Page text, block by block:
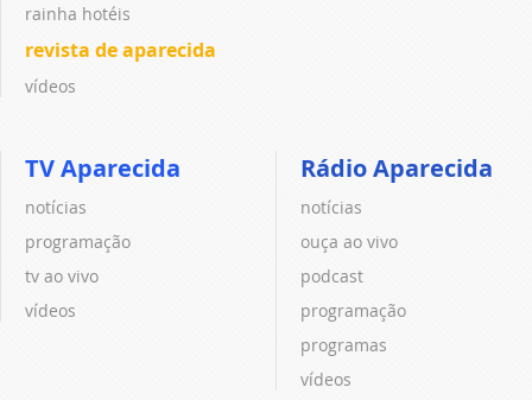
rainha hotéis
revista de aparecida
vídeos
TV Aparecida
notícias
programação
tv ao vivo
vídeos
Rádio Aparecida
notícias
ouça ao vivo
podcast
programação
programas
vídeos